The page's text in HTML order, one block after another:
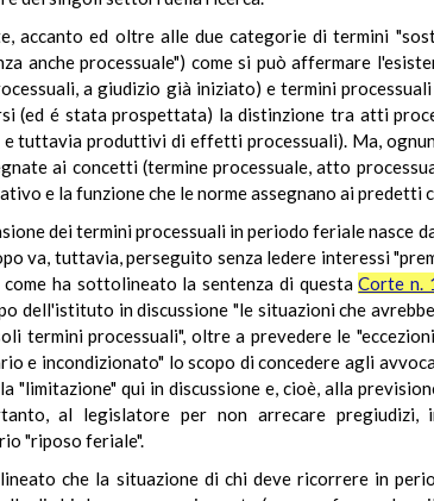
accanto ed oltre alle due categorie di termini
anche processuale") come si può affermare
a giudizio già iniziato) e termini
(ed é stata prospettata) la distinzione tra atti
tuttavia produttivi di effetti processuali). Ma,
ai concetti (termine processuale, atto
e la funzione che le norme assegnano ai predetti
dei termini processuali in periodo feriale nasce
va, tuttavia, perseguito senza ledere interessi
ha sottolineato la sentenza di questaCorte n.
dell'istituto in discussione "le situazioni che
termini processuali", oltre a prevedere le
e incondizionato" lo scopo di concedere agli
"limitazione" qui in discussione e, cioè, alla
al legislatore per non arrecare
"riposo feriale".
che la situazione di chi deve ricorrere in